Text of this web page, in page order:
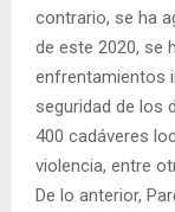
contrario, se ha
de este 2020, se
enfrentamientos
seguridad de los
400 cadáveres
violencia, entre
De lo anterior,